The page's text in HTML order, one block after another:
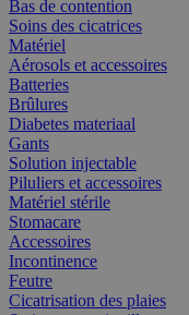
Bas de contention
Soins des cicatrices
Matériel
Aérosols et accessoires
Batteries
Brûlures
Diabetes materiaal
Gants
Solution injectable
Piluliers et accessoires
Matériel stérile
Stomacare
Accessoires
Incontinence
Feutre
Cicatrisation des plaies